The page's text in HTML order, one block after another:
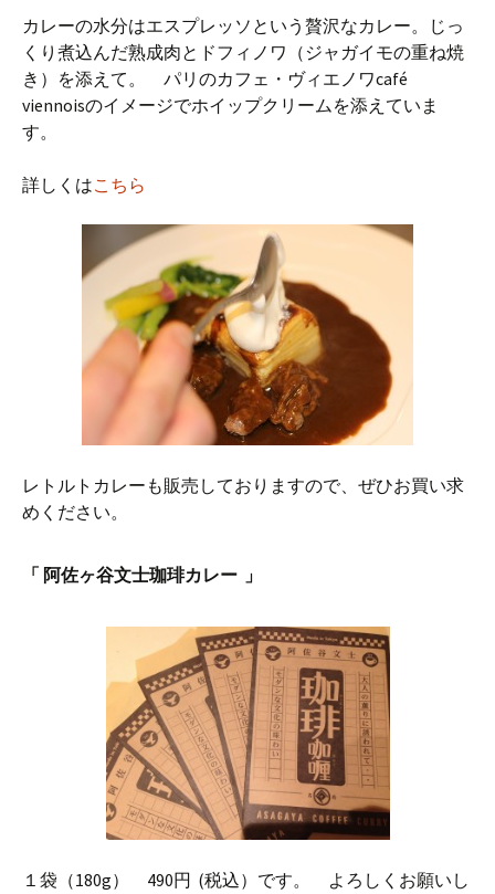
カレーの水分はエスプレッソという贅沢なカレー。じっ
くり煮込んだ熟成肉とドフィノワ（ジャガイモの重ね焼
き）を添えて。 パリのカフェ・ヴィエノワcafé
viennoisのイメージでホイップクリームを添えていま
す。
詳しくはこちら
レトルトカレーも販売しておりますので、ぜひお買い求
めください。
「 阿佐ヶ谷文士珈琲カレー 」
１袋（180g） 490円 (税込）です。 よろしくお願いし